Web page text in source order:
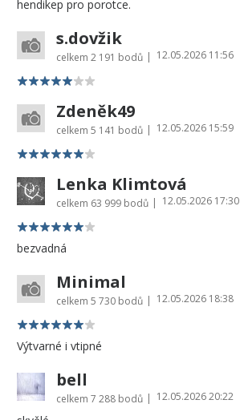
hendikep pro porotce.
s.dovžik
celkem 2 191 bodů | 12.05.2026 11:56
Zdeněk49
celkem 5 141 bodů | 12.05.2026 15:59
Lenka Klimtová
celkem 63 999 bodů | 12.05.2026 17:30
bezvadná
Minimal
celkem 5 730 bodů | 12.05.2026 18:38
Výtvarné i vtipné
bell
celkem 7 288 bodů | 12.05.2026 20:22